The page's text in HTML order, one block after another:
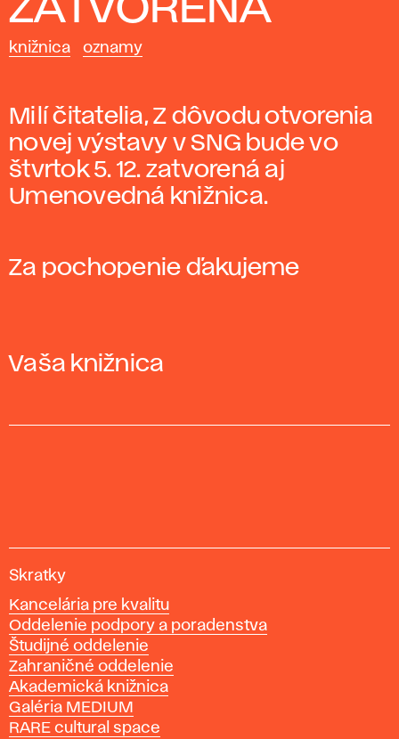
ZATVORENÁ
knižnica oznamy
Milí čitatelia, Z dôvodu otvorenia
novej výstavy v SNG bude vo
štvrtok 5. 12. zatvorená aj
Umenovedná knižnica.
Za pochopenie ďakujeme
Vaša knižnica
V
s
o
k
á
š
k
o
Skratky
Kancelária pre kvalitu
Oddelenie podpory a poradenstva
Študijné oddelenie
Zahraničné oddelenie
Akademická knižnica
Galéria MEDIUM
RARE cultural space